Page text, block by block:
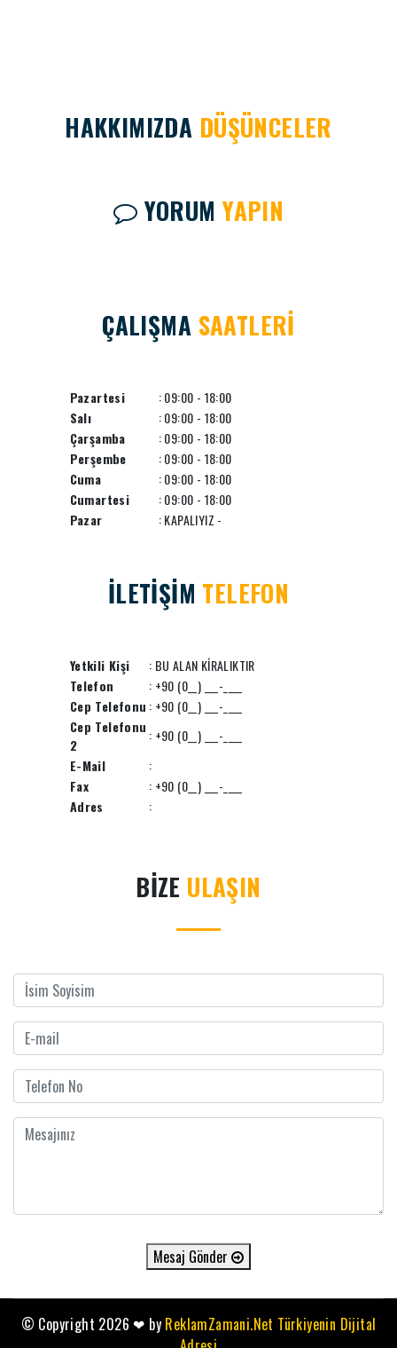
HAKKIMIZDA DÜŞÜNCELER
YORUMYAPIN
ÇALIŞMA SAATLERİ
Pazartesi
: 09:00 - 18:00
Salı
: 09:00 - 18:00
Çarşamba
: 09:00 - 18:00
Perşembe
: 09:00 - 18:00
Cuma
: 09:00 - 18:00
Cumartesi
: 09:00 - 18:00
Pazar
: KAPALIYIZ -
İLETİŞİM TELEFON
Yetkili Kişi
: BU ALAN KİRALIKTIR
Telefon
: +90 (0__) ___-____
Cep Telefonu : +90 (0__) ___-____
Cep Telefonu
2
: +90 (0__) ___-____
E-Mail
:
Fax
: +90 (0__) ___-____
Adres
:
BİZE ULAŞIN
Mesaj Gönder
© Copyright 2026 ❤ by ReklamZamani.Net Türkiyenin Dijital